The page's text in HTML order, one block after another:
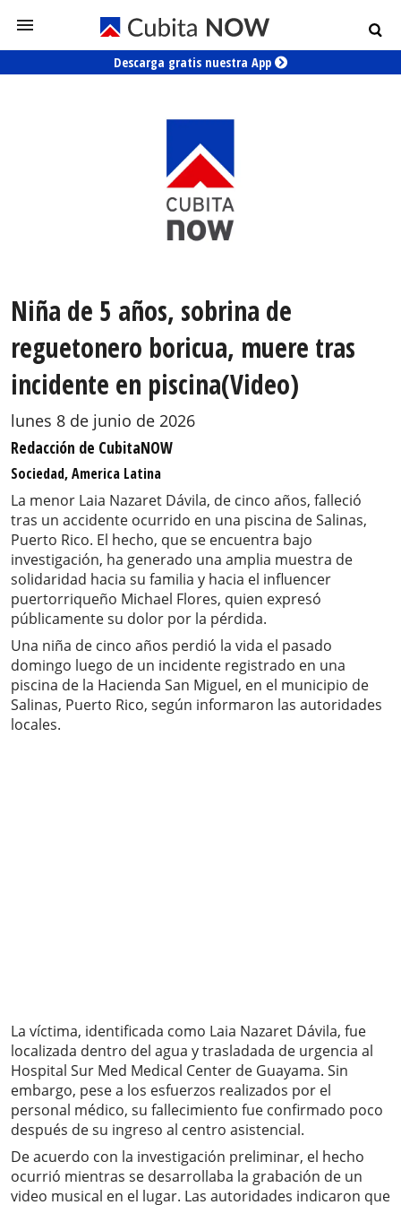
Descarga gratis nuestra App
Niña de 5 años, sobrina de
reguetonero boricua, muere tras
incidente en piscina(Video)
lunes 8 de junio de 2026
Redacción de CubitaNOW
Sociedad, America Latina
La menor Laia Nazaret Dávila, de cinco años, falleció
tras un accidente ocurrido en una piscina de Salinas,
Puerto Rico. El hecho, que se encuentra bajo
investigación, ha generado una amplia muestra de
solidaridad hacia su familia y hacia el influencer
puertorriqueño Michael Flores, quien expresó
públicamente su dolor por la pérdida.
Una niña de cinco años perdió la vida el pasado
domingo luego de un incidente registrado en una
piscina de la Hacienda San Miguel, en el municipio de
Salinas, Puerto Rico, según informaron las autoridades
locales.
La víctima, identificada como Laia Nazaret Dávila, fue
localizada dentro del agua y trasladada de urgencia al
Hospital Sur Med Medical Center de Guayama. Sin
embargo, pese a los esfuerzos realizados por el
personal médico, su fallecimiento fue confirmado poco
después de su ingreso al centro asistencial.
De acuerdo con la investigación preliminar, el hecho
ocurrió mientras se desarrollaba la grabación de un
video musical en el lugar. Las autoridades indicaron que